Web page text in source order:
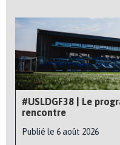
#USLDGF38 | Le
rencontre
Publié le 6 août 2026